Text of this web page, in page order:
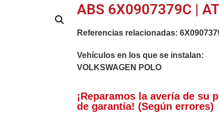
ABS 6X0907379C |
Referencias relacionadas:
Vehículos en los que se instalan:
VOLKSWAGEN POLO
¡Reparamos la avería de su
de garantía! (Según errores)